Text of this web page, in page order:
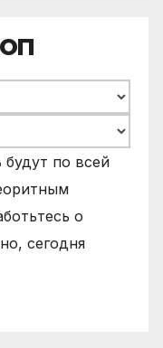
по всей
о
сегодня